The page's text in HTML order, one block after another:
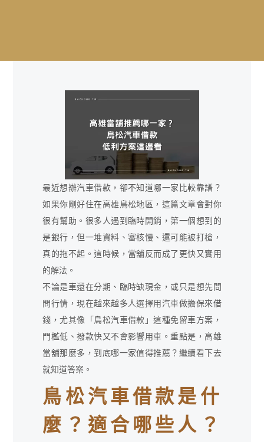
最近想辦汽車借款，卻不知道哪一家比較靠譜？
如果你剛好住在高雄鳥松地區，這篇文章會對你
很有幫助。很多人遇到臨時開銷，第一個想到的
是銀行，但一堆資料、審核慢、還可能被打槍，
真的拖不起。這時候，當舖反而成了更快又實用
的解法。
不論是車還在分期、臨時缺現金，或只是想先問
問行情，現在越來越多人選擇用汽車做擔保來借
錢，尤其像「鳥松汽車借款」這種免留車方案，
門檻低、撥款快又不會影響用車。重點是，高雄
當舖那麼多，到底哪一家值得推薦？繼續看下去
就知道答案。
鳥松汽車借款是什
麼？適合哪些人？